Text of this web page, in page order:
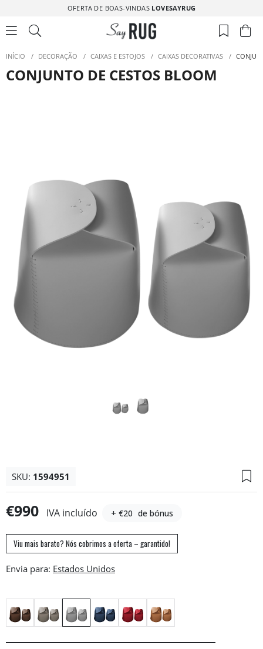
OFERTA DE BOAS-VINDAS LOVESAYRUG
INÍCIO / DECORAÇÃO / CAIXAS E ESTOJOS / CAIXAS DECORATIVAS /
CONJUNTO DE CESTOS BLOOM
SKU: 1594951
€990 IVA incluído + €20 de bónus
Viu mais barato? Nós cobrimos a oferta – garantido!
Envia para: